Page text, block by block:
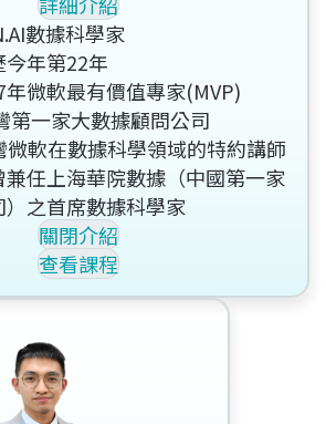
數據科學家
年第22年
微軟最有價值專家(MVP)
第一家大數據顧問公司
微軟在數據科學領域的特約講師
任上海華院數據（中國第一家
之首席數據科學家
關閉介紹
查看課程